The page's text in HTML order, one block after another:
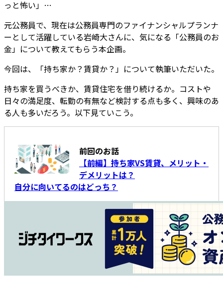
っと怖い」…
元公務員で、現在は公務員専門のファイナンシャルプランナ
ーとして活躍している岩崎大さんに、気になる「公務員のお
金」について教えてもらう本企画。
今回は、「持ち家か？賃貸か？」について執筆いただいた。
持ち家を買うべきか、賃貸住宅を借り続けるか。コストや
日々の満足度、転勤の有無など検討する点も多く、興味のあ
る人も多いだろう。以下見ていこう。
前回のお話
【前編】持ち家VS賃貸、メリット・
デメリットは？
自分に向いてるのはどっち？